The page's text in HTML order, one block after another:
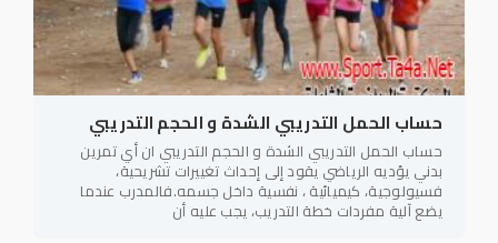
حساب الحمل التدريبي الشدة و الحجم التدريبي
حساب الحمل التدريبي الشدة و الحجم التدريبي ان أي تمرين
بدني يؤديه الرياضي يقود إلى إحداث تغييرات تشريحية،
فسيولوجية، كيميائية ، نفسية داخل جسمه.فالمدرب عندما
يضع آلية مفردات خطة التدريب، يجب عليه أن